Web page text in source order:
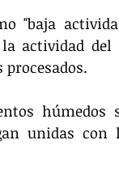
"baja
actividad
húmedos
unidas